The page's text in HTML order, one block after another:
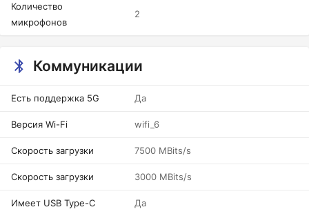
Количество
микрофонов
2
Коммуникации
Есть поддержка 5G Да
Версия Wi-Fi wifi_6
Скорость загрузки 7500 MBits/s
Скорость загрузки 3000 MBits/s
Имеет USB Type-C Да